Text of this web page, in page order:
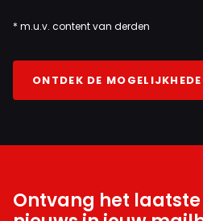
* m.u.v. content van derden
ONTDEK DE
Ontvang het laatste